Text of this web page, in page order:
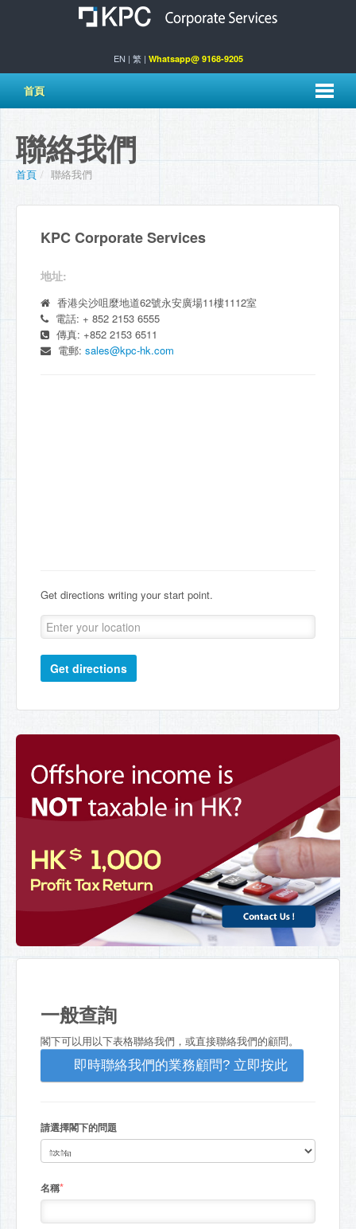
EN | 繁| Whatsapp@ 9168-9205
首頁
聯絡我們
首頁 / 聯絡我們
KPC Corporate Services
地址:
香港尖沙咀麼地道62號永安廣場11樓1112室
電話: + 852 2153 6555
傳真: +852 2153 6511
電郵:sales@kpc-hk.com
Get directions writing your start point.
一般查詢
閣下可以用以下表格聯絡我們，或直接聯絡我們的顧問。
即時聯絡我們的業務顧問? 立即按此
請選擇閣下的問題
名稱*